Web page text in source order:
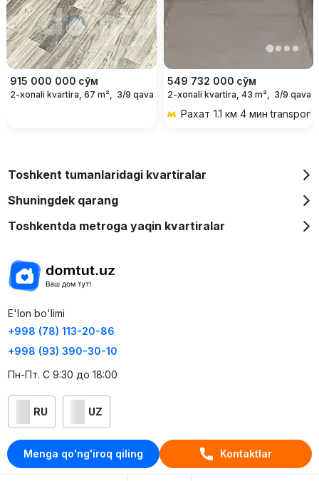
Menga qo'ng'iroq qiling Kontaktlar
915 000 000 сўм
2-xonali kvartira, 67 m², 3/9 qavat
549 732 000 сўм
2-xonali kvartira, 43 m², 3/9 qavat
Рахат 1.1 км 4 мин
Toshkent tumanlaridagi kvartiralar
Shuningdek qarang
Toshkentda metroga yaqin kvartiralar
E'lon bo'limi
+998 (78) 113-20-86
+998 (93) 390-30-10
Пн-Пт. С 9:30 до 18:00
RU UZ
Kontaktlar